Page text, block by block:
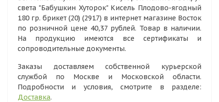
света "Бабушкин Хуторок" Кисель Плодово-ягодный
180 гр. брикет (20) (2917) в интернет магазине Восток
по розничной цене 40,37 рублей. Товар в наличии.
На продукцию имеются все сертификаты и
сопроводительные документы.
Заказы доставляем собственной курьерской
службой по Москве и Московской области.
Подробности и условия, смотрите в разделе:
Доставка.